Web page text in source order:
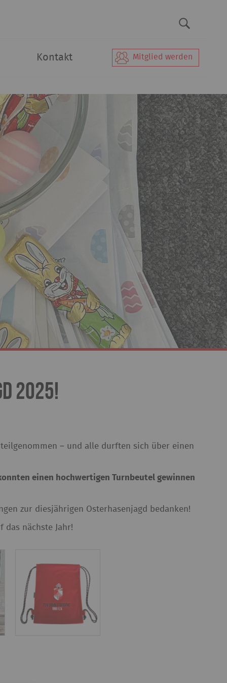
Kontakt Mitglied werden
2025!
– und alle durften sich über einen
einen hochwertigen Turnbeutel gewinnen
zur diesjährigen Osterhasenjagd bedanken!
das nächste Jahr!